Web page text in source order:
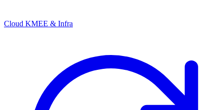
Cloud KMEE & Infra